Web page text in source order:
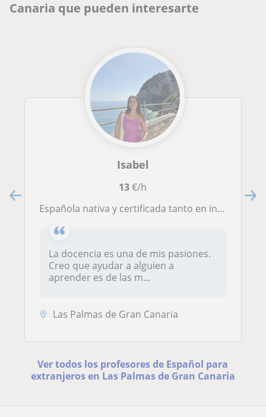
Canaria que pueden interesarte
Isabel
13€/h
Española nativa y certificada tanto en inglés como en francés.
La docencia es una de mis pasiones.
Creo que ayudar a alguien a
aprender es de las m...
Las Palmas de Gran Canaria
Ver todos los profesores de Español para
extranjeros en Las Palmas de Gran Canaria